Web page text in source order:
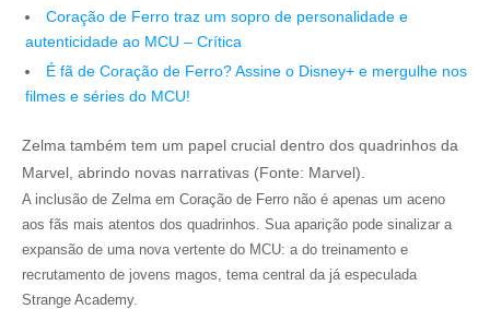
Coração de Ferro traz um sopro de personalidade e
autenticidade ao MCU – Crítica
É fã de Coração de Ferro? Assine o Disney+ e mergulhe nos
filmes e séries do MCU!
Zelma também tem um papel crucial dentro dos quadrinhos da
Marvel, abrindo novas narrativas (Fonte: Marvel).
A inclusão de Zelma em Coração de Ferro não é apenas um aceno
aos fãs mais atentos dos quadrinhos. Sua aparição pode sinalizar a
expansão de uma nova vertente do MCU: a do treinamento e
recrutamento de jovens magos, tema central da já especulada
Strange Academy.